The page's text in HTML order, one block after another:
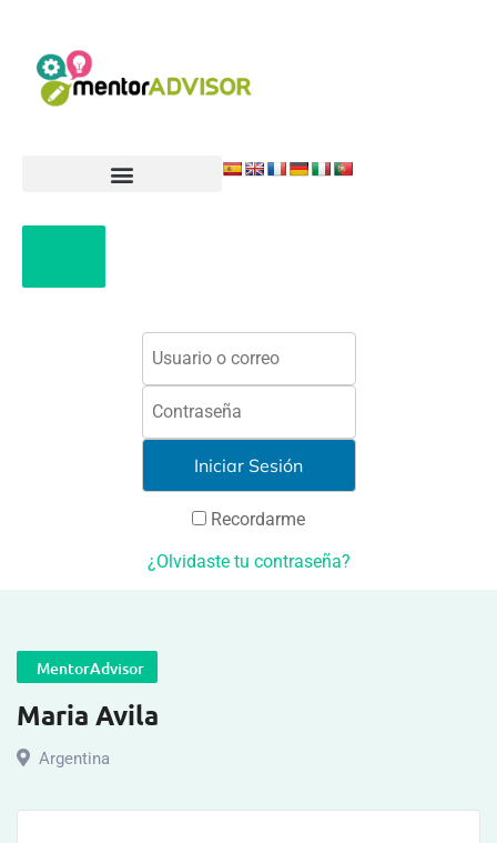
Recordarme
¿Olvidaste tu contraseña?
MentorAdvisor
Maria Avila
Argentina